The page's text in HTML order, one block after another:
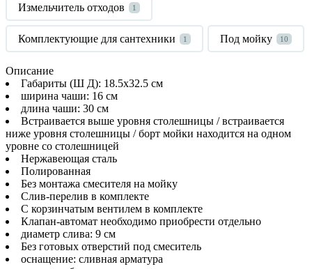
Измельчитель отходов
1
Комплектующие для сантехники 1 Под мойку 10
Описание
Габариты (Ш Д): 18.5x32.5 см
ширина чаши: 16 см
длина чаши: 30 см
Встраивается выше уровня столешницы / встраивается
ниже уровня столешницы / борт мойки находится на одном
уровне со столешницей
Нержавеющая сталь
Полированная
Без монтажа смесителя на мойку
Слив-перелив в комплекте
С корзинчатым вентилем в комплекте
Клапан-автомат необходимо приобрести отдельно
диаметр слива: 9 см
Без готовых отверстий под смеситель
оснащение: сливная арматура